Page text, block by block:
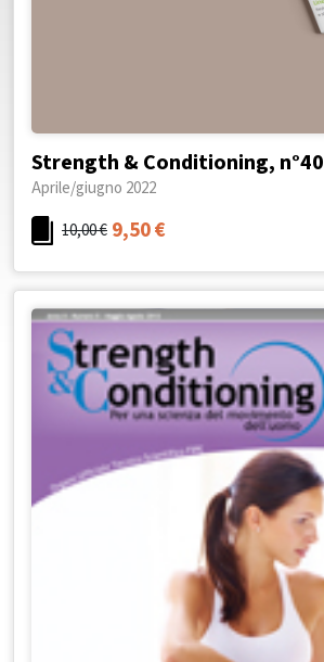
Strength & Conditioning, n°40
Aprile/giugno 2022
10,00€ 9,50€